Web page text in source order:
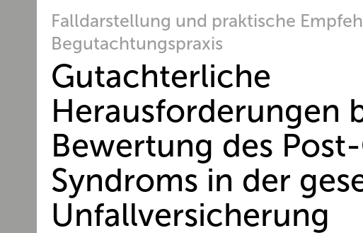
Falldarstellung und praktische
Begutachtungspraxis
Gutachterliche
Herausforderungen
Bewertung des
Syndroms in der
Unfall­versicherung